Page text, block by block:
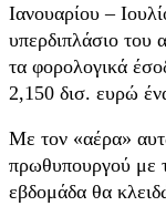
Ιανουαρίου –
υπερδιπλάσιο του
τα φορολογικά
2,150 δισ. ευρώ
Με τον «αέρα»
πρωθυπουργού με
εβδομάδα θα